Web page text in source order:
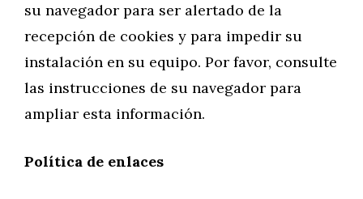
su navegador para ser alertado de la
recepción de cookies y para impedir su
instalación en su equipo. Por favor, consulte
las instrucciones de su navegador para
ampliar esta información.
Política de enlaces